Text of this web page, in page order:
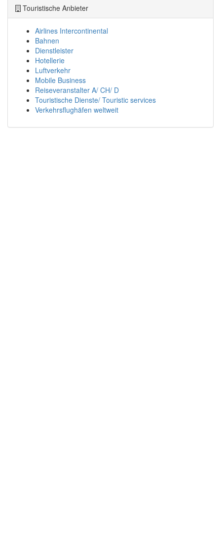
Touristische Anbieter
Airlines Intercontinental
Bahnen
Dienstleister
Hotellerie
Luftverkehr
Mobile Business
Reiseveranstalter A/ CH/ D
Touristische Dienste/ Touristic services
Verkehrsflughäfen weltweit